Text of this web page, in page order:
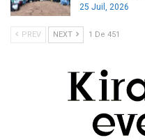
25 Juil, 2026
PREV NEXT 1 De 451